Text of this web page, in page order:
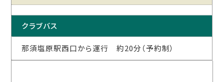
クラブバス
那須塩原駅西口から運行 約20分（予約制）